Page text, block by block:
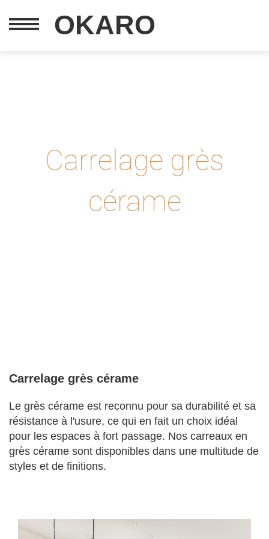
OKARO
Carrelage grès
cérame
Carrelage grès cérame
Le grès cérame est reconnu pour sa durabilité et sa
résistance à l'usure, ce qui en fait un choix idéal
pour les espaces à fort passage. Nos carreaux en
grès cérame sont disponibles dans une multitude de
styles et de finitions.